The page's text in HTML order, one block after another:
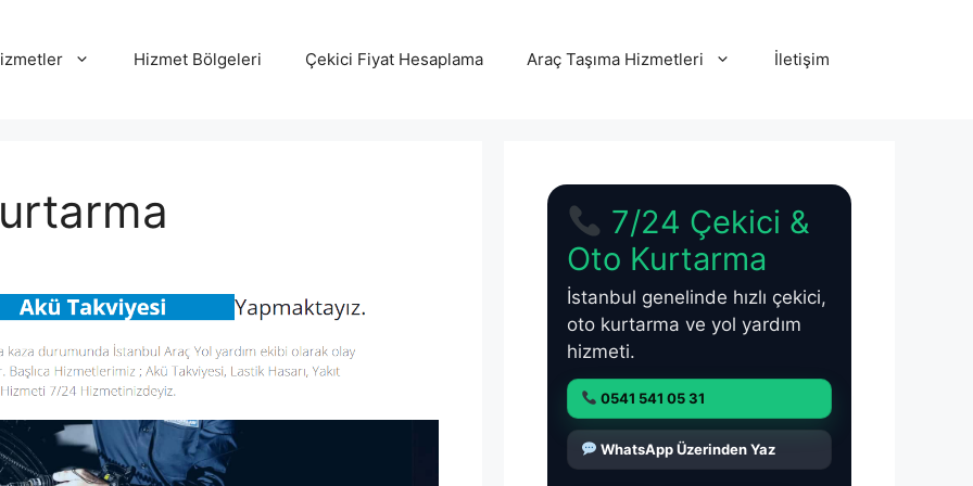
Hizmet Bölgeleri Çekici Fiyat Hesaplama Araç Taşıma Hizmetleri İletişim
7/24 Çekici &
Oto Kurtarma
İstanbul genelinde hızlı çekici,
oto kurtarma ve yol yardım
hizmeti.
0541 541 05 31
WhatsApp Üzerinden Yaz